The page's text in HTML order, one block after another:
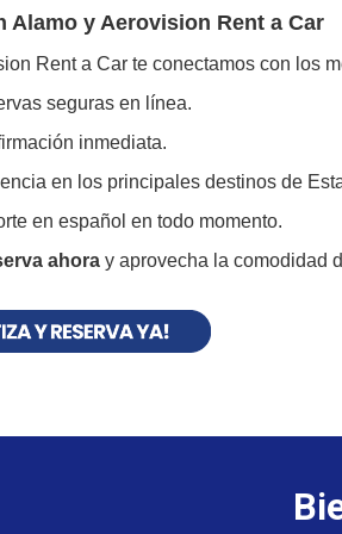
Alamo y Aerovision Rent a Car
Rent a Car te conectamos con los
seguras en línea.
inmediata.
en los principales destinos de
en español en todo momento.
ahora y aprovecha la comodidad